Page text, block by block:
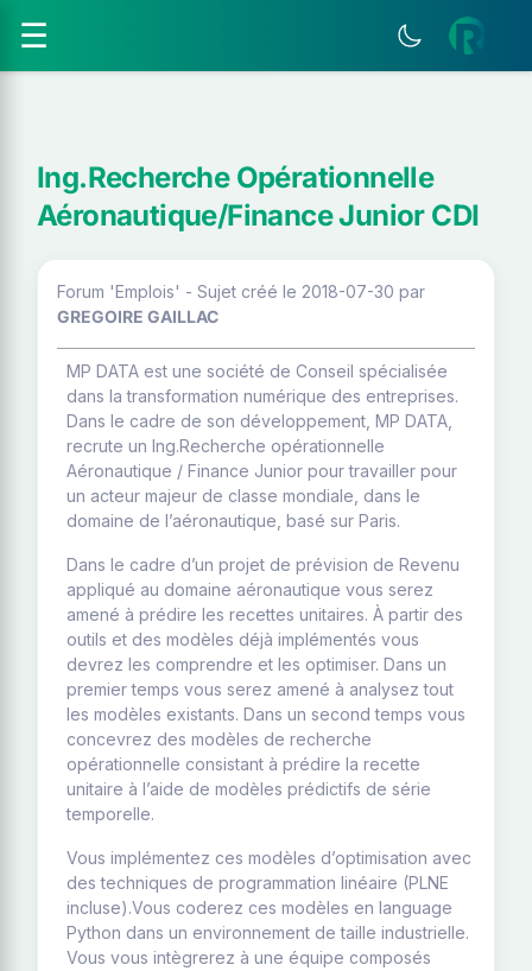
☰
Ing.Recherche Opérationnelle
Aéronautique/Finance Junior CDI
Forum 'Emplois' - Sujet créé le 2018-07-30 par
GREGOIRE GAILLAC
MP DATA est une société de Conseil spécialisée
dans la transformation numérique des entreprises.
Dans le cadre de son développement, MP DATA,
recrute un Ing.Recherche opérationnelle
Aéronautique / Finance Junior pour travailler pour
un acteur majeur de classe mondiale, dans le
domaine de l’aéronautique, basé sur Paris.
Dans le cadre d’un projet de prévision de Revenu
appliqué au domaine aéronautique vous serez
amené à prédire les recettes unitaires. À partir des
outils et des modèles déjà implémentés vous
devrez les comprendre et les optimiser. Dans un
premier temps vous serez amené à analysez tout
les modèles existants. Dans un second temps vous
concevrez des modèles de recherche
opérationnelle consistant à prédire la recette
unitaire à l’aide de modèles prédictifs de série
temporelle.
Vous implémentez ces modèles d’optimisation avec
des techniques de programmation linéaire (PLNE
incluse).Vous coderez ces modèles en language
Python dans un environnement de taille industrielle.
Vous vous intègrerez à une équipe composés